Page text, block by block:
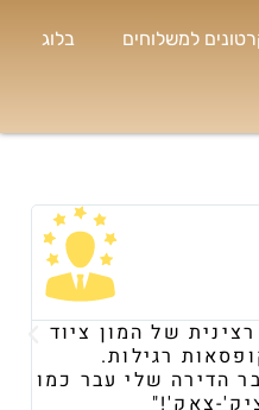
למשלוחים בלוג
כמו

רמת השרון
"קיבלתי המלצה
ומרגע השיחה
את היחס